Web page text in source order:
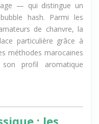
— qui distingue un
hash. Parmi les
de chanvre, la
particulière grâce à
méthodes marocaines
profil aromatique